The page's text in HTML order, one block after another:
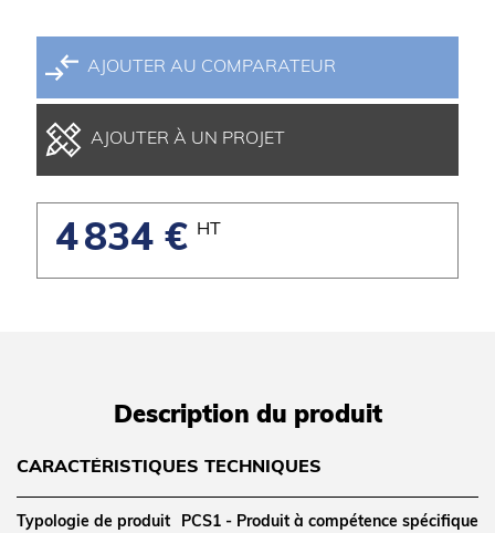
AJOUTER AU COMPARATEUR
AJOUTER À UN PROJET
4 834 € HT
Description du produit
CARACTÉRISTIQUES TECHNIQUES
Typologie de produit PCS1 - Produit à compétence spécifique